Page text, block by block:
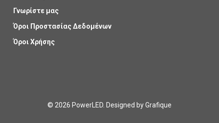
Γνωρίστε μας
Όροι Προστασίας Δεδομένων
Όροι Χρήσης
© 2026 PowerLED. Designed byGrafique